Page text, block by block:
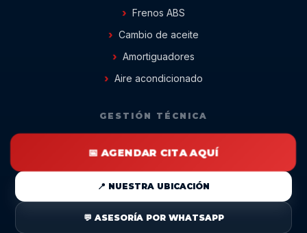
Frenos ABS
Cambio de aceite
Amortiguadores
Aire acondicionado
GESTIÓN TÉCNICA
📅 AGENDAR CITA AQUÍ
📍 NUESTRA UBICACIÓN
💬 ASESORÍA POR WHATSAPP